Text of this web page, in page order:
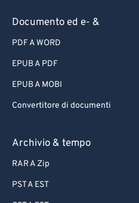
Documento ed e- &
PDF A WORD
EPUB A PDF
EPUB A MOBI
Convertitore di documenti
Archivio & tempo
RAR A Zip
PST A EST